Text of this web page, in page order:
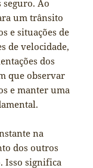
Ao
um trânsito
e situações de
de velocidade,
dos
que observar
e manter uma
na
dos outros
Isso significa